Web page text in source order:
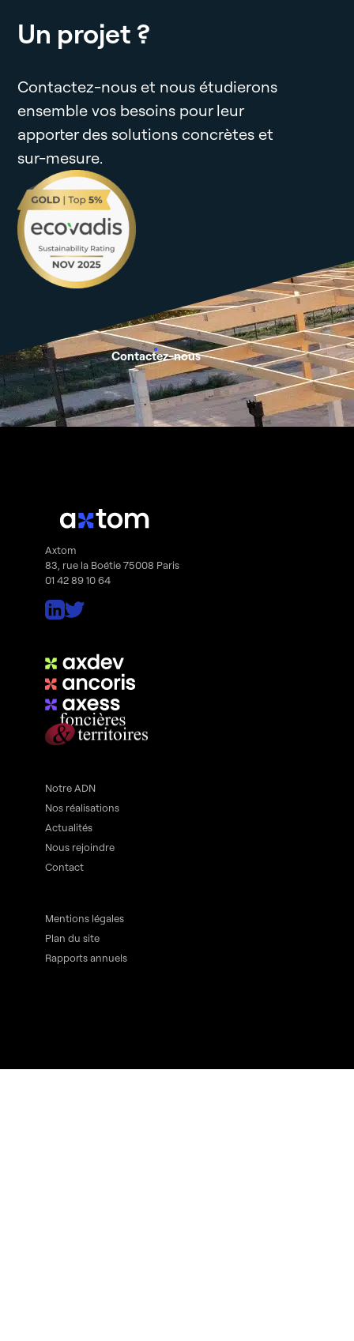
Un projet ?
Contactez-nous et nous étudierons
ensemble vos besoins pour leur
apporter des solutions concrètes et
sur-mesure.
Contactez-nous
Axtom
83, rue la Boétie 75008 Paris
01 42 89 10 64
Notre ADN
Nos réalisations
Actualités
Nous rejoindre
Contact
Mentions légales
Plan du site
Rapports annuels